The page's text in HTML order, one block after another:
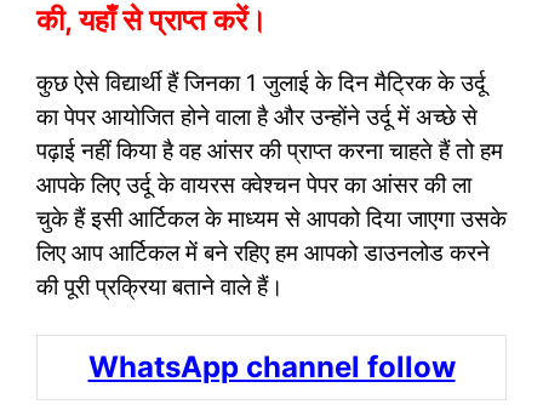
की, यहाँ से प्राप्त करें।
कुछ ऐसे विद्यार्थी हैं जिनका 1 जुलाई के दिन मैट्रिक के उर्दू
का पेपर आयोजित होने वाला है और उन्होंने उर्दू में अच्छे से
पढ़ाई नहीं किया है वह आंसर की प्राप्त करना चाहते हैं तो हम
आपके लिए उर्दू के वायरस क्वेश्चन पेपर का आंसर की ला
चुके हैं इसी आर्टिकल के माध्यम से आपको दिया जाएगा उसके
लिए आप आर्टिकल में बने रहिए हम आपको डाउनलोड करने
की पूरी प्रक्रिया बताने वाले हैं।
WhatsApp channel follow